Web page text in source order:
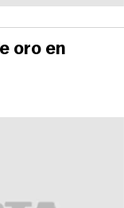
oro en